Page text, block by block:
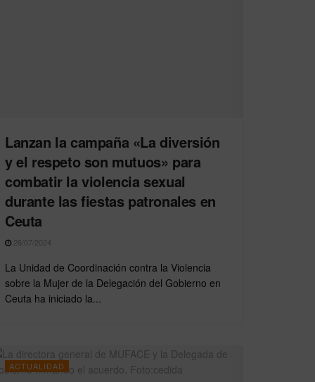
Lanzan la campaña «La diversión
y el respeto son mutuos» para
combatir la violencia sexual
durante las fiestas patronales en
Ceuta
26/07/2024
La Unidad de Coordinación contra la Violencia
sobre la Mujer de la Delegación del Gobierno en
Ceuta ha iniciado la...
ACTUALIDAD